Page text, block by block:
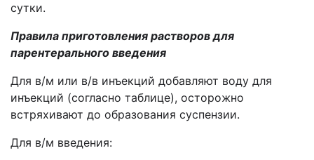
сутки.
Правила приготовления растворов для
парентерального введения
Для в/м или в/в инъекций добавляют воду для
инъекций (согласно таблице), осторожно
встряхивают до образования суспензии.
Для в/м введения: